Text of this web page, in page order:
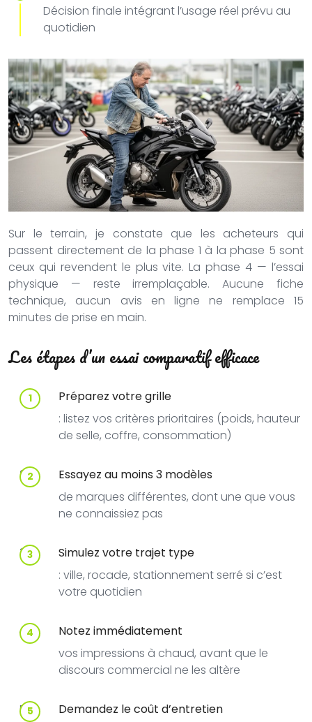
Décision finale intégrant l’usage réel prévu au
quotidien
Sur le terrain, je constate que les acheteurs qui
passent directement de la phase 1 à la phase 5 sont
ceux qui revendent le plus vite. La phase 4 — l’essai
physique — reste irremplaçable. Aucune fiche
technique, aucun avis en ligne ne remplace 15
minutes de prise en main.
Les étapes d’un essai comparatif efficace
Préparez votre grille
: listez vos critères prioritaires (poids, hauteur
de selle, coffre, consommation)
Essayez au moins 3 modèles
de marques différentes, dont une que vous
ne connaissiez pas
Simulez votre trajet type
: ville, rocade, stationnement serré si c’est
votre quotidien
Notez immédiatement
vos impressions à chaud, avant que le
discours commercial ne les altère
Demandez le coût d’entretien